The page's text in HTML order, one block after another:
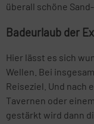
überall schöne
Badeurlaub der
Hier lässt es sich
Wellen. Bei
Reiseziel. Und nach
Tavernen oder
gestärkt wird dann